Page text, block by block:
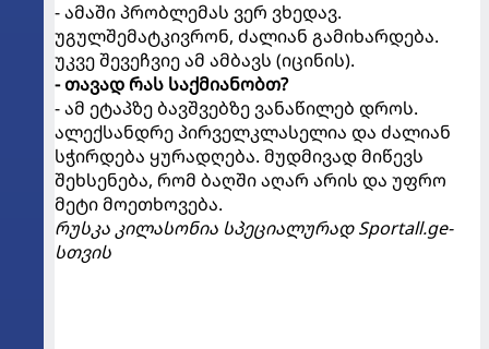
- ამაში პრობლემას ვერ ვხედავ.
უგულშემატკივრონ, ძალიან გამიხარდება.
უკვე შევეჩვიე ამ ამბავს (იცინის).
- თავად რას საქმიანობთ?
- ამ ეტაპზე ბავშვებზე ვანაწილებ დროს.
ალექსანდრე პირველკლასელია და ძალიან
სჭირდება ყურადღება. მუდმივად მიწევს
შეხსენება, რომ ბაღში აღარ არის და უფრო
მეტი მოეთხოვება.
რუსკა კილასონია სპეციალურად Sportall.ge-
სთვის